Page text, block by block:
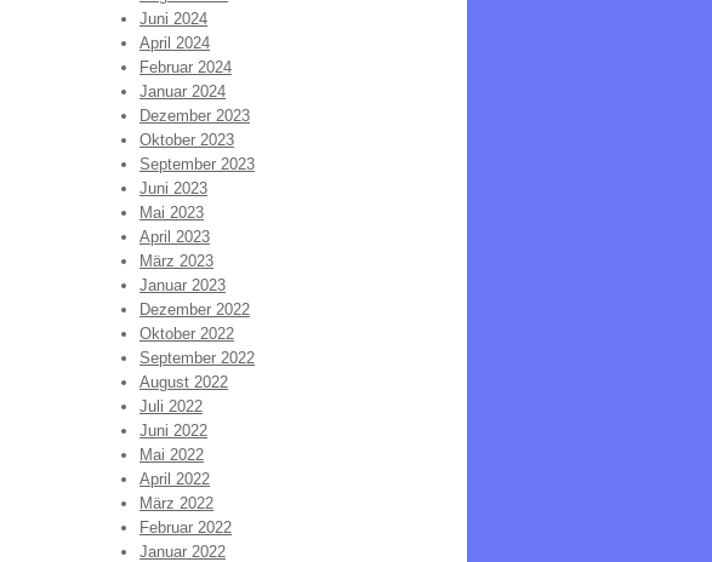
Juni 2024
April 2024
Februar 2024
Januar 2024
Dezember 2023
Oktober 2023
September 2023
Juni 2023
Mai 2023
April 2023
März 2023
Januar 2023
Dezember 2022
Oktober 2022
September 2022
August 2022
Juli 2022
Juni 2022
Mai 2022
April 2022
März 2022
Februar 2022
Januar 2022